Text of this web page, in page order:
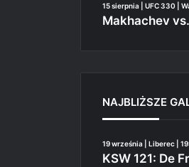
15 sierpnia | UFC 330 |
Makhachev
NAJBLIŻSZE
19 września | Liberec |
KSW 121: De